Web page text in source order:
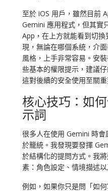
至於 iOS 用戶，雖然目前
Gemini 應用程式，但其實
App，在上方就能看到切
現，無論在哪個系統，介
風格，上手非常容易。安
些基本的權限提示，建議
這對後續的安全使用至關重
核心技巧：如
示詞
很多人在使用 Gemini 時
於籠統。我發現要發揮
於結構化的提問方式。我
素：角色設定、情境描述以
例如，如果你只是問「如